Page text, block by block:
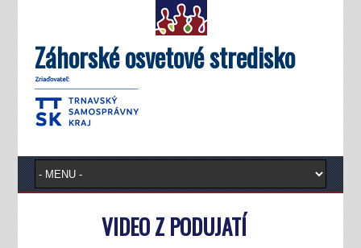
Záhorské osvetové stredisko
VIDEO Z PODUJATÍ